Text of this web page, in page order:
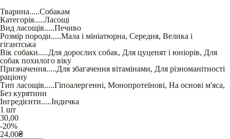
Тварина.....Собакам
Категорія.....Ласощі
Вид ласощів.....Печиво
Розмір породи.....Мала і мініатюрна, Середня, Велика і
гігантська
Вік собаки.....Для дорослих собак, Для цуценят і юніорів, Для
собак похилого віку
Призначення.....Для збагачення вітамінами, Для різноманітності
раціону
Тип ласощів.....Гіпоалергенні, Монопротеїнові, На основі м'яса,
Без курятини
Інгредієнти.....Індичка
1 шт
30,00
-20%
24,00₴